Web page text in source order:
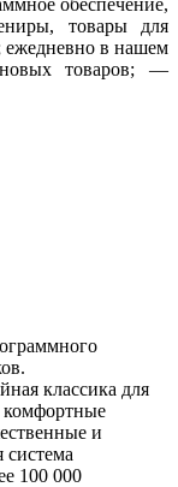
товары для
ежедневно в нашем
новых товаров; —
классика для
комфортные
и
система
100 000